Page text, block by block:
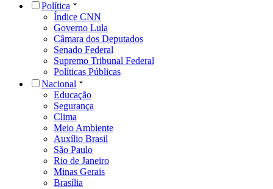
Política
Índice CNN
Governo Lula
Câmara dos Deputados
Senado Federal
Supremo Tribunal Federal
Políticas Públicas
Nacional
Educação
Segurança
Clima
Meio Ambiente
Auxílio Brasil
São Paulo
Rio de Janeiro
Minas Gerais
Brasília